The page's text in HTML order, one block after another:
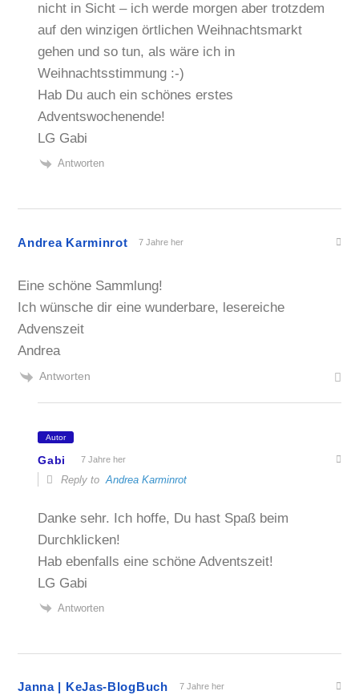
nicht in Sicht – ich werde morgen aber trotzdem
auf den winzigen örtlichen Weihnachtsmarkt
gehen und so tun, als wäre ich in
Weihnachtsstimmung :-)
Hab Du auch ein schönes erstes
Adventswochenende!
LG Gabi
Antworten
Andrea Karminrot 7 Jahre her
Eine schöne Sammlung!
Ich wünsche dir eine wunderbare, lesereiche
Advenszeit
Andrea
Antworten
Autor
Gabi 7 Jahre her
Reply toAndrea Karminrot
Danke sehr. Ich hoffe, Du hast Spaß beim
Durchklicken!
Hab ebenfalls eine schöne Adventszeit!
LG Gabi
Antworten
Janna | KeJas-BlogBuch 7 Jahre her